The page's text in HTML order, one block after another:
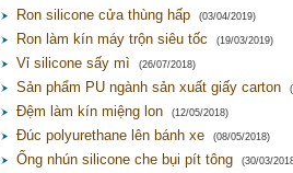
Ron silicone cửa thùng hấp (03/04/2019)
Ron làm kín máy trộn siêu tốc (19/03/2019)
Vỉ silicone sấy mì (26/07/2018)
Sản phẩm PU ngành sản xuất giấy carton
Đệm làm kín miệng lon (12/05/2018)
Đúc polyurethane lên bánh xe (08/05/2018)
Ống nhún silicone che bụi pít tông (30/03/